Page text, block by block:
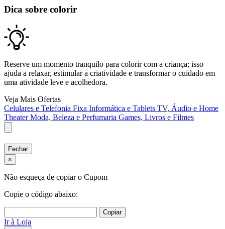
Dica sobre colorir
Reserve um momento tranquilo para colorir com a criança; isso
ajuda a relaxar, estimular a criatividade e transformar o cuidado em
uma atividade leve e acolhedora.
Veja Mais Ofertas
Celulares e Telefonia Fixa Informática e Tablets TV, Áudio e Home
TheaterModa, Beleza e Perfumaria Games, Livros e Filmes
Fechar
×
Não esqueça de copiar o Cupom
Copie o código abaixo:
Copiar
Ir à Loja